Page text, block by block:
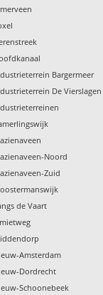
Bargermeer
De Vierslagen
Noord
Zuid
de Vaart
Amsterdam
Dordrecht
Schoonebeek